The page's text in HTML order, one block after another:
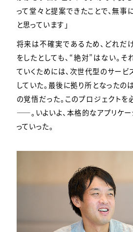
って堂々と提案できたことで、無
と思っています」
将来は不確実であるため、どれだ
をしたとしても、“絶対”はない。
ていくためには、次世代型のサー
していた。最後に拠り所となったの
の覚悟だった。このプロジェクト
——。いよいよ、本格的なアプリケ
っていった。